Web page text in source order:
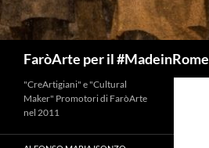
FaròArte per il #MadeinRome
"CreArtigiani" e "Cultural
Maker" Promotori di FaròArte
nel 2011